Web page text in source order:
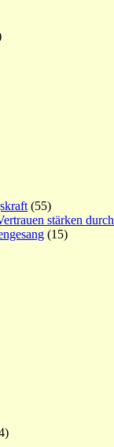
(55)
stärken
(15)